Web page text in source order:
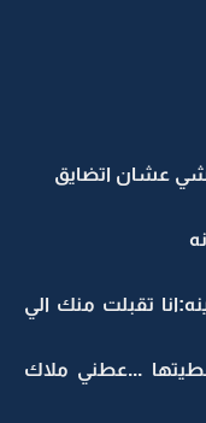
شي عشان اتضايق
تقبلت منك الي
...عطني ملاك